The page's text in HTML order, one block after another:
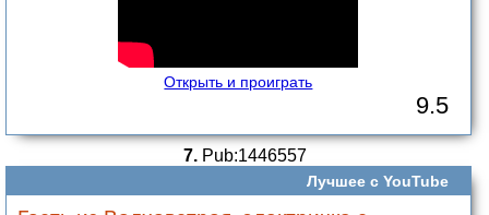
Открыть и проиграть
9.5
7.Pub:1446557
Лучшее с YouTube